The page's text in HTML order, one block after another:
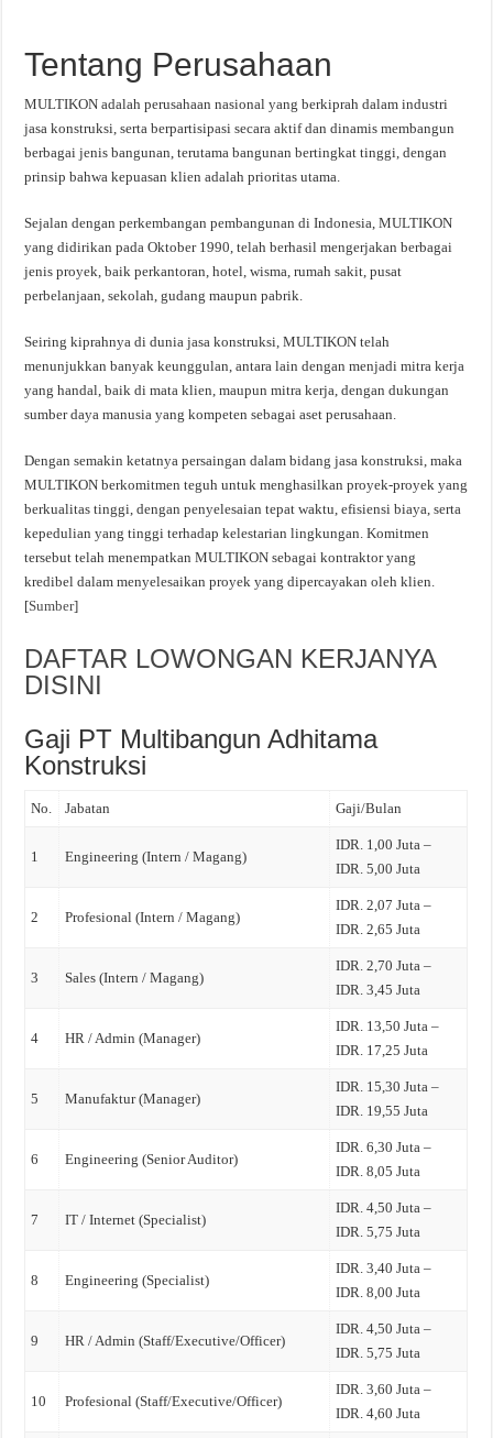
Tentang Perusahaan
MULTIKON adalah perusahaan nasional yang berkiprah dalam industri
jasa konstruksi, serta berpartisipasi secara aktif dan dinamis membangun
berbagai jenis bangunan, terutama bangunan bertingkat tinggi, dengan
prinsip bahwa kepuasan klien adalah prioritas utama.
Sejalan dengan perkembangan pembangunan di Indonesia, MULTIKON
yang didirikan pada Oktober 1990, telah berhasil mengerjakan berbagai
jenis proyek, baik perkantoran, hotel, wisma, rumah sakit, pusat
perbelanjaan, sekolah, gudang maupun pabrik.
Seiring kiprahnya di dunia jasa konstruksi, MULTIKON telah
menunjukkan banyak keunggulan, antara lain dengan menjadi mitra kerja
yang handal, baik di mata klien, maupun mitra kerja, dengan dukungan
sumber daya manusia yang kompeten sebagai aset perusahaan.
Dengan semakin ketatnya persaingan dalam bidang jasa konstruksi, maka
MULTIKON berkomitmen teguh untuk menghasilkan proyek-proyek yang
berkualitas tinggi, dengan penyelesaian tepat waktu, efisiensi biaya, serta
kepedulian yang tinggi terhadap kelestarian lingkungan. Komitmen
tersebut telah menempatkan MULTIKON sebagai kontraktor yang
kredibel dalam menyelesaikan proyek yang dipercayakan oleh klien.
[Sumber]
DAFTAR LOWONGAN KERJANYA
DISINI
Gaji PT Multibangun Adhitama
Konstruksi
No. Jabatan Gaji/Bulan
1 Engineering (Intern / Magang)
IDR. 1,00 Juta –
IDR. 5,00 Juta
2 Profesional (Intern / Magang)
IDR. 2,07 Juta –
IDR. 2,65 Juta
3 Sales (Intern / Magang)
IDR. 2,70 Juta –
IDR. 3,45 Juta
4 HR / Admin (Manager)
IDR. 13,50 Juta –
IDR. 17,25 Juta
5 Manufaktur (Manager)
IDR. 15,30 Juta –
IDR. 19,55 Juta
6 Engineering (Senior Auditor)
IDR. 6,30 Juta –
IDR. 8,05 Juta
7 IT / Internet (Specialist)
IDR. 4,50 Juta –
IDR. 5,75 Juta
8 Engineering (Specialist)
IDR. 3,40 Juta –
IDR. 8,00 Juta
9 HR / Admin (Staff/Executive/Officer)
IDR. 4,50 Juta –
IDR. 5,75 Juta
10 Profesional (Staff/Executive/Officer)
IDR. 3,60 Juta –
IDR. 4,60 Juta